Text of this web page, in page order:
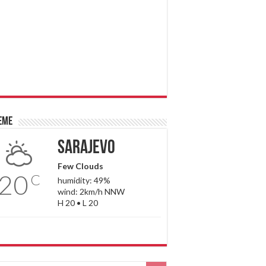
C
Sarajevo
Few Clouds
humidity: 49%
wind: 2km/h NNW
H 20 • L 20